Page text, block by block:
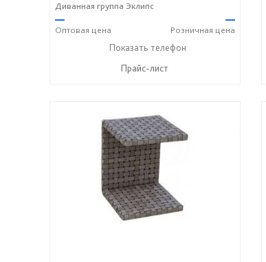
Диванная группа Эклипс
—
Оптовая цена
—
Розничная цена
+7 (917) 600-15-16
Показать телефон
Прайс-лист